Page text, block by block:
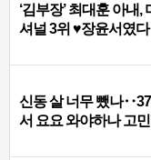
‘김부장’ 최대훈 아내
셔널 3위 ♥장윤서였다
신동 살 너무 뺐나
서 요요 와야하나 고